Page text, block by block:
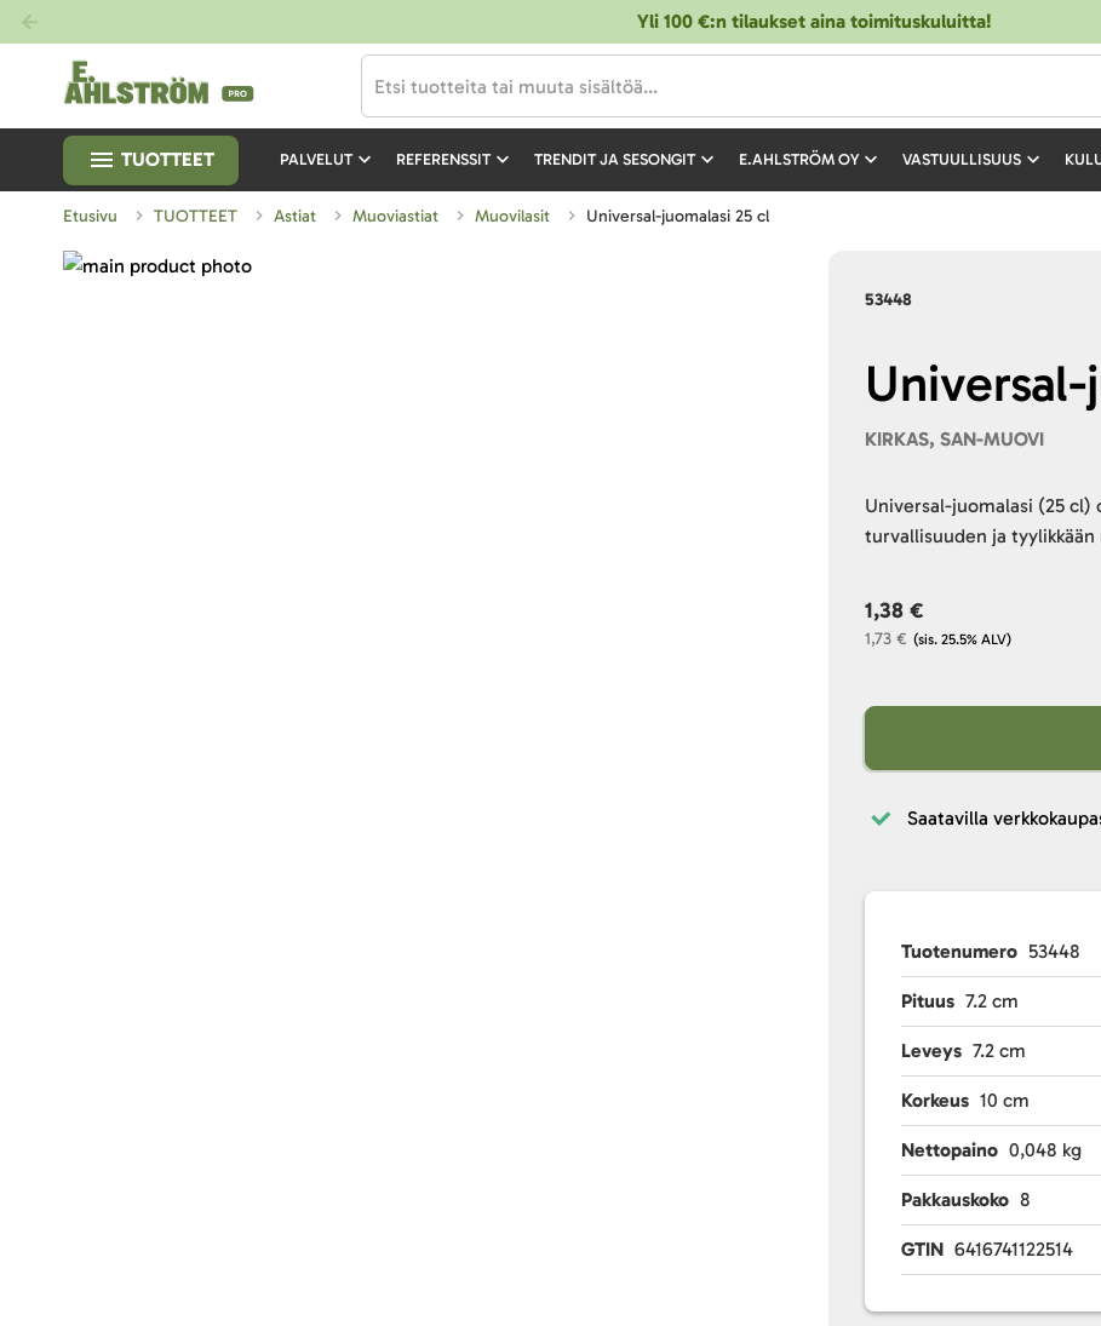
Yli 100 €:n tilaukset aina toimituskuluitta!
TUOTTEET PALVELUT REFERENSSIT TRENDIT JA SESONGIT E.AHLSTRÖM OY VASTUULLISUUS
Etusivu TUOTTEET Astiat Muoviastiat Muovilasit Universal-juomalasi 25 cl
53448
KIRKAS, SAN-MUOVI
Universal-juomalasi (25 cl)
turvallisuuden ja
(sis. 25.5% ALV)
1,73 €
1,38 €
Saatavilla
Tuotenumero 53448
Pituus 7.2 cm
Leveys 7.2 cm
Korkeus 10 cm
Nettopaino 0,048 kg
Pakkauskoko 8
GTIN 6416741122514
Skip